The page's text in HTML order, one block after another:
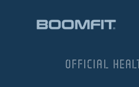
OFFICIAL